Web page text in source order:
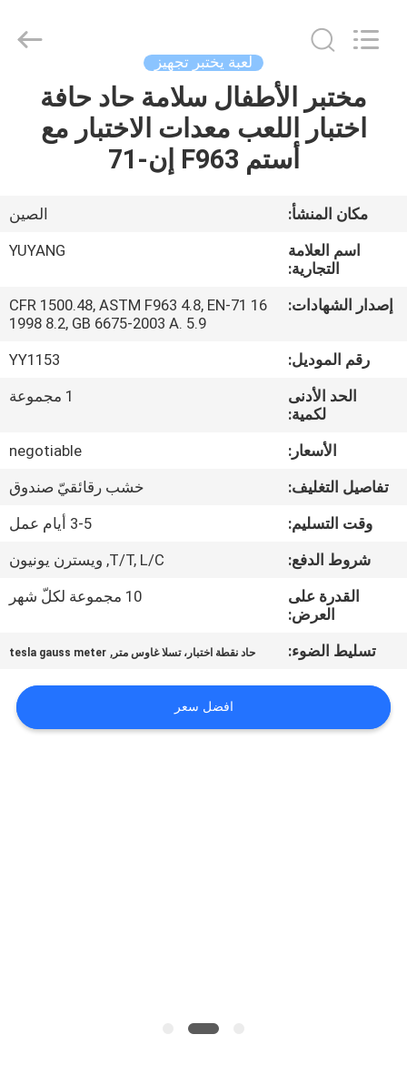
مسكن
عرض
الواقع
الافتراضي
المعمل
اتصل
اطلب
اقتباس
INSTRUMENT
لعبة يختبر تجهيز
مختبر الأطفال سلامة حاد حافة
اختبار اللعب معدات الاختبار مع
أستم F963 إن-71
مكان المنشأ:
الصين
اسم العلامة
التجارية:
YUYANG
إصدار الشهادات:
16 CFR 1500.48, ASTM F963 4.8, EN-71
1998 8.2, GB 6675-2003 A. 5.9
رقم الموديل:
YY1153
الحد الأدنى
لكمية:
1 مجموعة
الأسعار:
negotiable
تفاصيل التغليف:
خشب رقائقيّ صندوق
وقت التسليم:
3-5 أيام عمل
شروط الدفع:
T/T, L/C, ويسترن يونيون
القدرة على
العرض:
10 مجموعة لكلّ شهر
تسليط الضوء: حاد نقطة اختبار، تسلا غاوس متر ,
tesla gauss meter
افضل سعر